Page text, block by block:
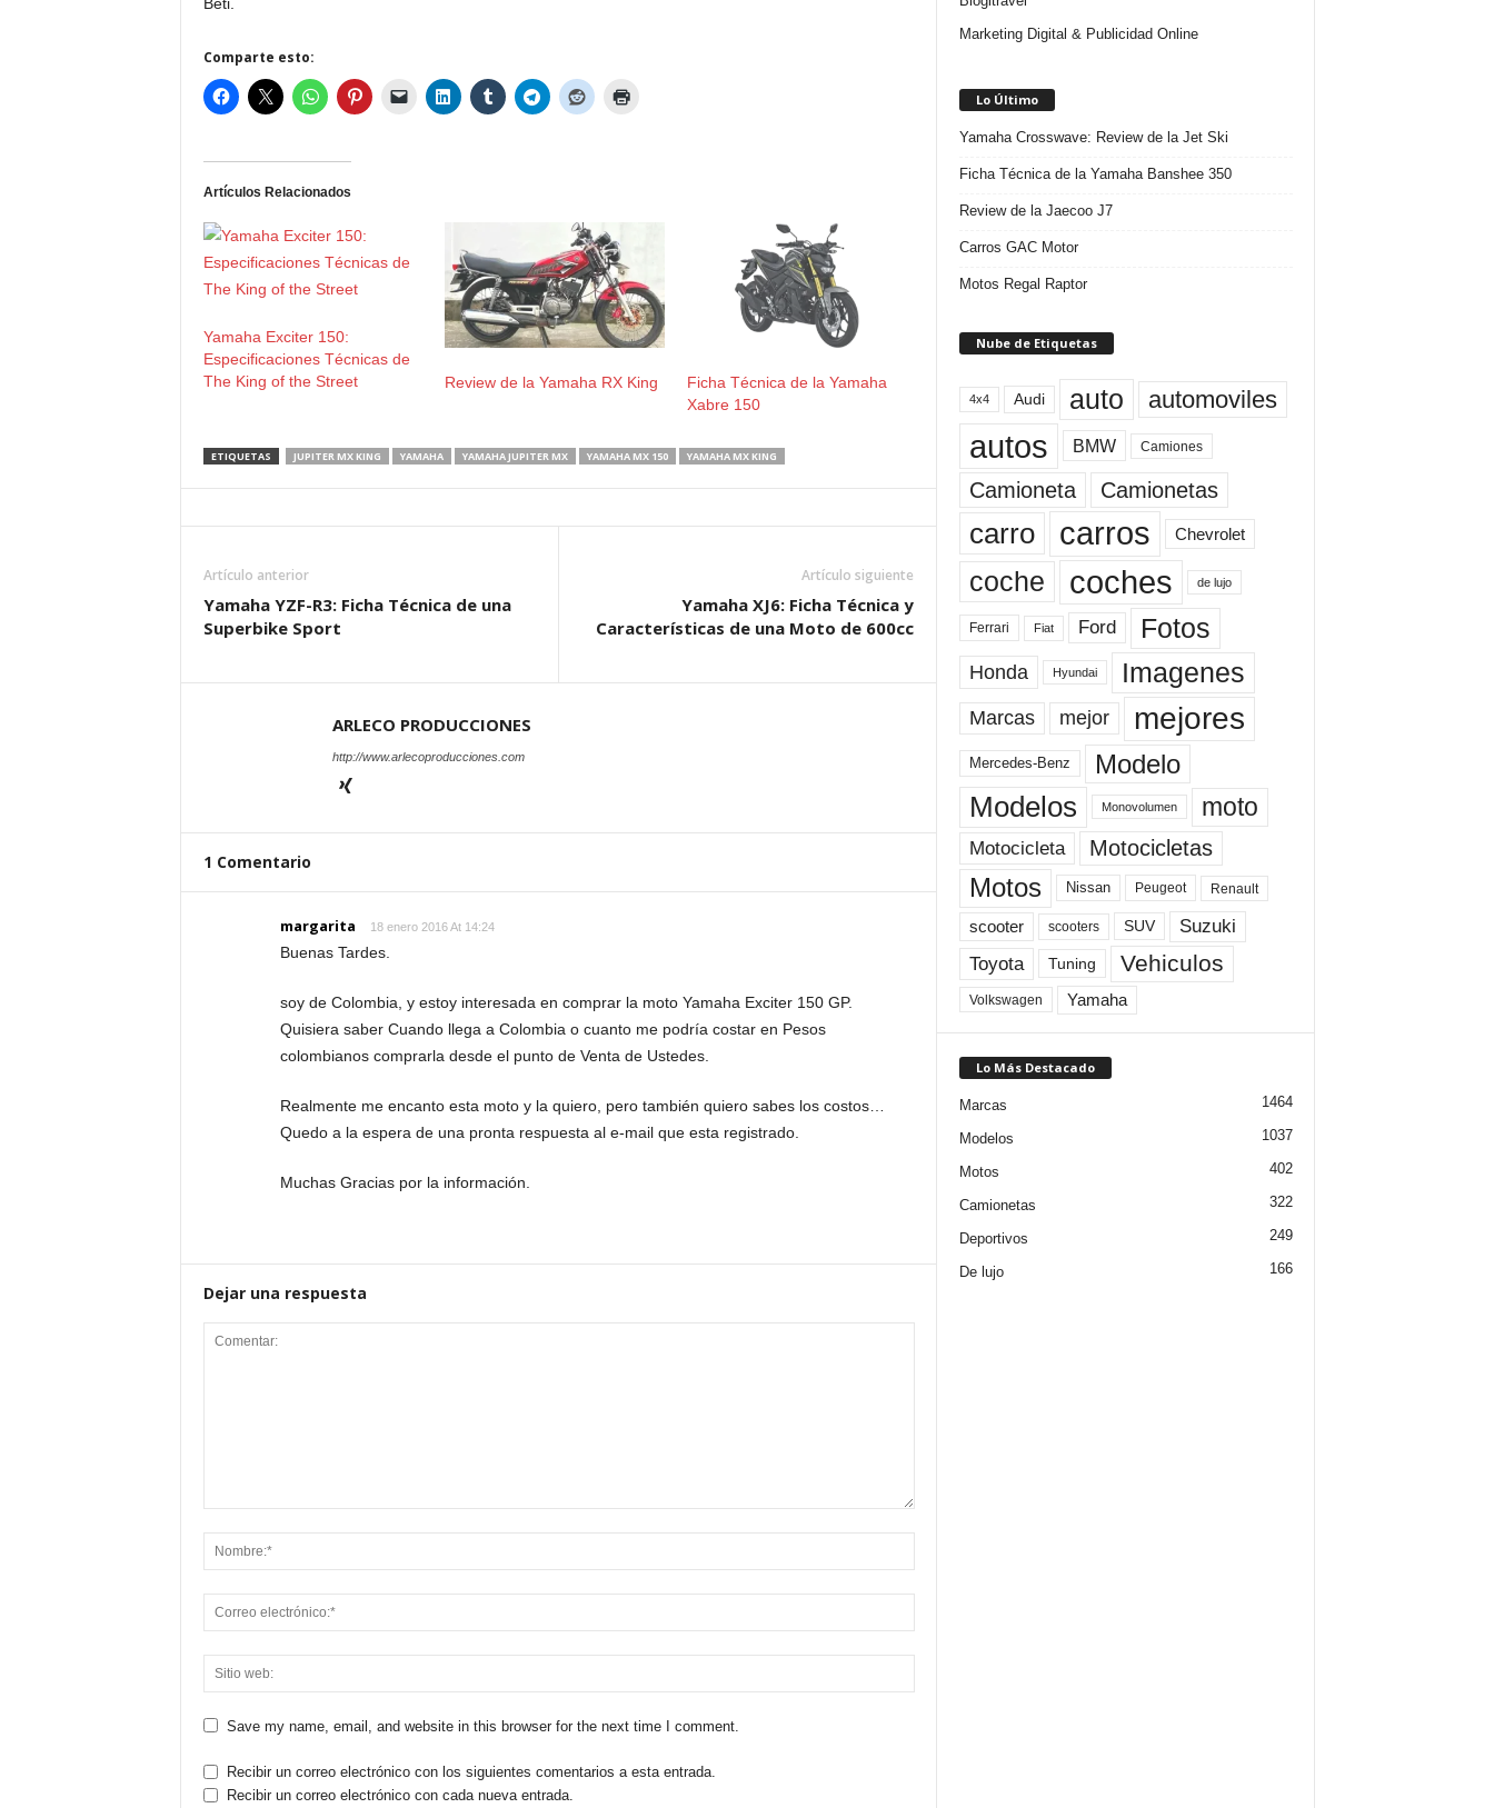
Comparte esto:
Artículos Relacionados
Yamaha Exciter 150:
Especificaciones Técnicas de
The King of the Street
Review de la Yamaha RX King
Ficha Técnica de la Yamaha
Xabre 150
ETIQUETAS JUPITER MX KING YAMAHA YAMAHA JUPITER MX YAMAHA MX 150 YAMAHA MX KING
Artículo anterior
Yamaha YZF-R3: Ficha Técnica de una
Superbike Sport
Artículo siguiente
Yamaha XJ6: Ficha Técnica y
Características de una Moto de 600cc
ARLECO PRODUCCIONES
http://www.arlecoproducciones.com
1 Comentario
margarita 18 enero 2016 At 14:24
Buenas Tardes.
soy de Colombia, y estoy interesada en comprar la moto Yamaha Exciter 150 GP.
Quisiera saber Cuando llega a Colombia o cuanto me podría costar en Pesos
colombianos comprarla desde el punto de Venta de Ustedes.
Realmente me encanto esta moto y la quiero, pero también quiero sabes los costos…
Quedo a la espera de una pronta respuesta al e-mail que esta registrado.
Muchas Gracias por la información.
Dejar una respuesta
Save my name, email, and website in this browser for the next time I comment.
Recibir un correo electrónico con los siguientes comentarios a esta entrada.
Recibir un correo electrónico con cada nueva entrada.
Marketing Digital & Publicidad Online
Lo Último
Yamaha Crosswave: Review de la Jet Ski
Ficha Técnica de la Yamaha Banshee 350
Review de la Jaecoo J7
Carros GAC Motor
Motos Regal Raptor
Nube de Etiquetas
4x4 Audi auto automoviles
autos BMW Camiones
Camioneta Camionetas
carro carros Chevrolet
coche coches de lujo
Ferrari Fiat Ford Fotos
Honda Hyundai Imagenes
Marcas mejor mejores
Mercedes-Benz Modelo
Modelos Monovolumen moto
Motocicleta Motocicletas
Motos Nissan Peugeot Renault
scooter scooters SUV Suzuki
Toyota Tuning Vehiculos
Volkswagen Yamaha
Lo Más Destacado
Marcas 1464
Modelos 1037
Motos 402
Camionetas 322
Deportivos 249
De lujo 166